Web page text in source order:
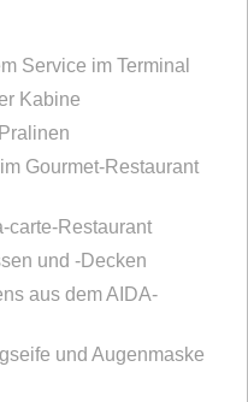
Service im Terminal
Kabine
Gourmet-Restaurant
carte-Restaurant
und -Decken
aus dem AIDA-
und Augenmaske